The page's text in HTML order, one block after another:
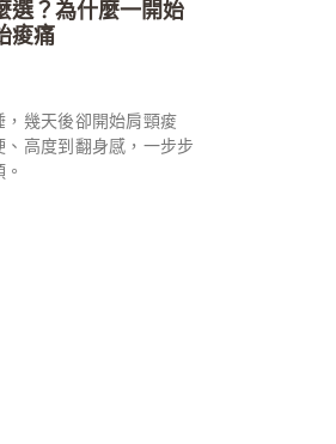
選？為什麼一開始
痠痛
幾天後卻開始肩頸痠
高度到翻身感，一步步